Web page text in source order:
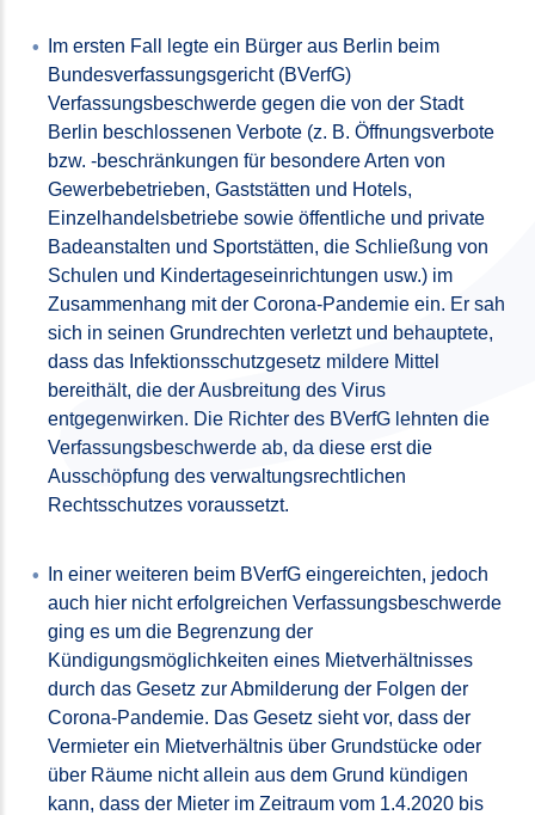
Im ersten Fall legte ein Bürger aus Berlin beim
Bundesverfassungsgericht (BVerfG)
Verfassungsbeschwerde gegen die von der Stadt
Berlin beschlossenen Verbote (z. B. Öffnungsverbote
bzw. -beschränkungen für besondere Arten von
Gewerbebetrieben, Gaststätten und Hotels,
Einzelhandelsbetriebe sowie öffentliche und private
Badeanstalten und Sportstätten, die Schließung von
Schulen und Kindertageseinrichtungen usw.) im
Zusammenhang mit der Corona-Pandemie ein. Er sah
sich in seinen Grundrechten verletzt und behauptete,
dass das Infektionsschutzgesetz mildere Mittel
bereithält, die der Ausbreitung des Virus
entgegenwirken. Die Richter des BVerfG lehnten die
Verfassungsbeschwerde ab, da diese erst die
Ausschöpfung des verwaltungsrechtlichen
Rechtsschutzes voraussetzt.
In einer weiteren beim BVerfG eingereichten, jedoch
auch hier nicht erfolgreichen Verfassungsbeschwerde
ging es um die Begrenzung der
Kündigungsmöglichkeiten eines Mietverhältnisses
durch das Gesetz zur Abmilderung der Folgen der
Corona-Pandemie. Das Gesetz sieht vor, dass der
Vermieter ein Mietverhältnis über Grundstücke oder
über Räume nicht allein aus dem Grund kündigen
kann, dass der Mieter im Zeitraum vom 1.4.2020 bis